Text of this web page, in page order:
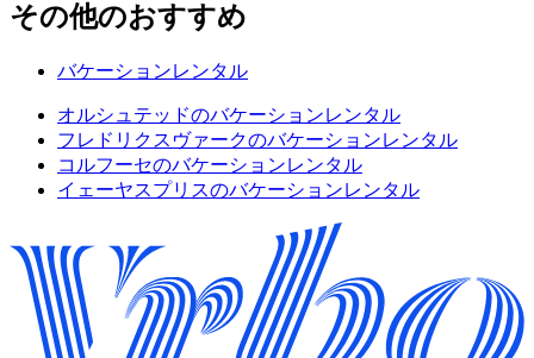
その他のおすすめ
バケーションレンタル
オルシュテッドのバケーションレンタル
フレドリクスヴァークのバケーションレンタル
コルフーセのバケーションレンタル
イェーヤスプリスのバケーションレンタル